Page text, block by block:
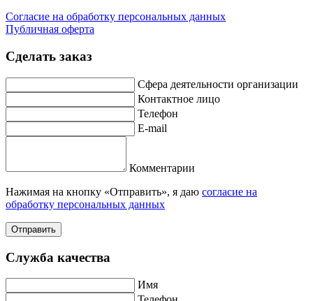
Согласие на обработку персональных данных
Публичная оферта
Сделать заказ
Сфера деятельности организации
Контактное лицо
Телефон
E-mail
Комментарии
Нажимая на кнопку «Отправить», я даю согласие на
обработку персональных данных
Отправить
Служба качества
Имя